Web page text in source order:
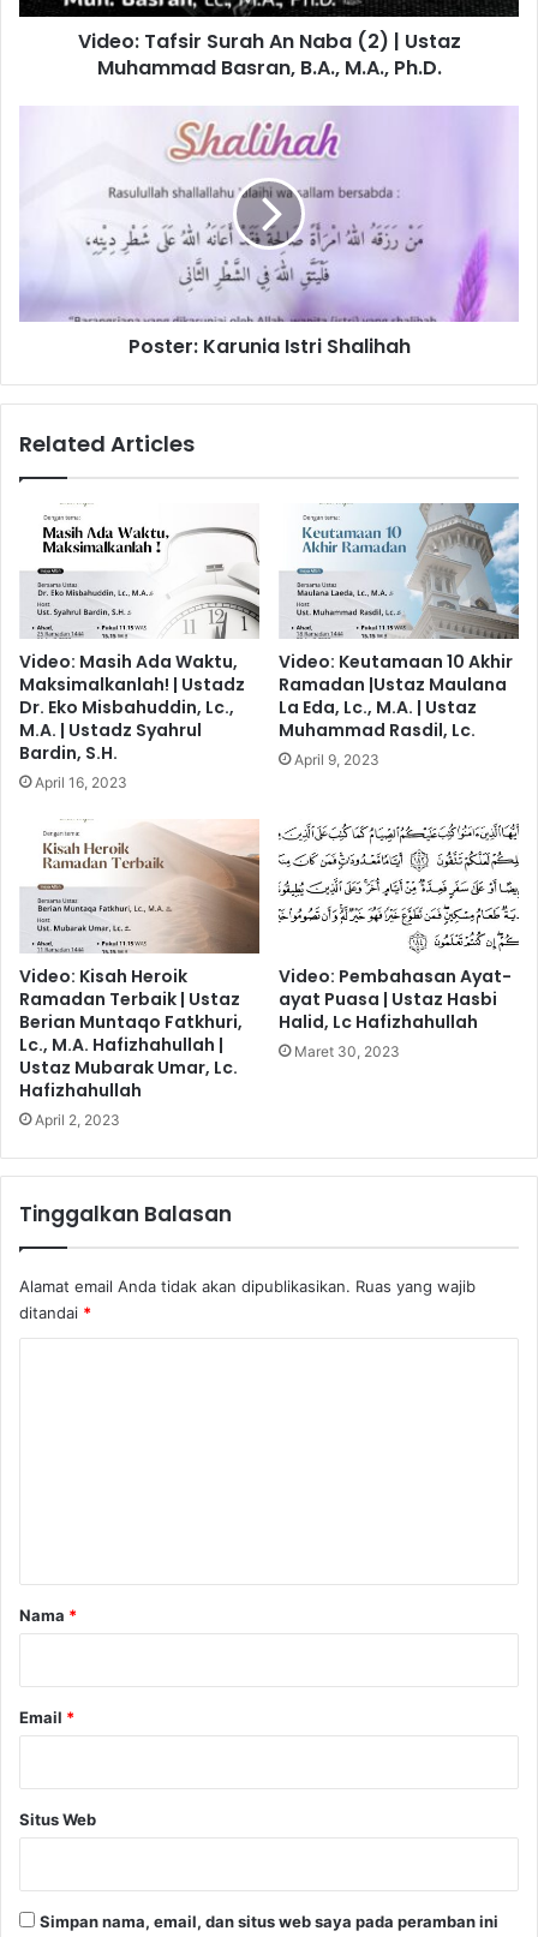
Muhammad
Video: Tafsir Surah An Naba (2) | Ustaz
Muhammad Basran, B.A., M.A., Ph.D.
Poster: Karunia Istri Shalihah
Related Articles
Video: Masih Ada Waktu,
Maksimalkanlah! | Ustadz
Dr. Eko Misbahuddin, Lc.,
M.A. | Ustadz Syahrul
Bardin, S.H.
April 16, 2023
Video: Keutamaan 10 Akhir
Ramadan |Ustaz Maulana
La Eda, Lc., M.A. | Ustaz
Muhammad Rasdil, Lc.
April 9, 2023
Video: Kisah Heroik
Ramadan Terbaik | Ustaz
Berian Muntaqo Fatkhuri,
Lc., M.A. Hafizhahullah |
Ustaz Mubarak Umar, Lc.
Hafizhahullah
April 2, 2023
Video: Pembahasan Ayat-
ayat Puasa | Ustaz Hasbi
Halid, Lc Hafizhahullah
Maret 30, 2023
Tinggalkan Balasan
Alamat email Anda tidak akan dipublikasikan. Ruas yang wajib
ditandai *
r
Nama *
Email *
Situs Web
Simpan nama, email, dan situs web saya pada peramban ini